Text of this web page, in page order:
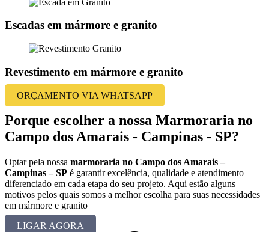
Escadas em mármore e granito
Revestimento em mármore e granito
ORÇAMENTO VIA WHATSAPP
Porque escolher a nossa Marmoraria no
Campo dos Amarais - Campinas - SP?
Optar pela nossa marmoraria no Campo dos Amarais –
Campinas – SP é garantir excelência, qualidade e atendimento
diferenciado em cada etapa do seu projeto. Aqui estão alguns
motivos pelos quais somos a melhor escolha para suas necessidades
em mármore e granito
LIGAR AGORA